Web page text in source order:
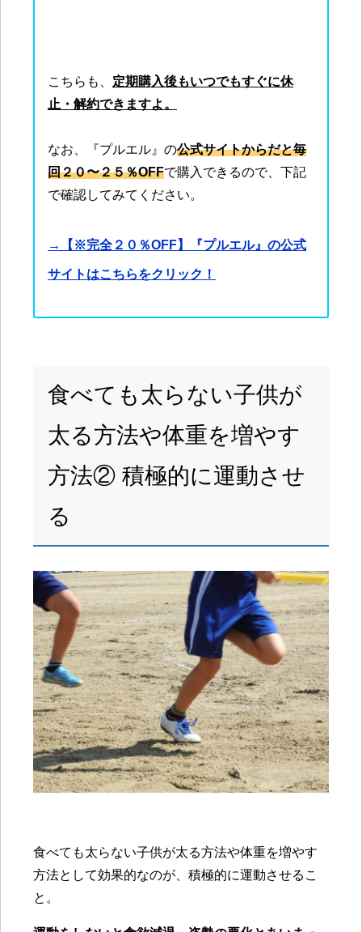
こちらも、 定期購入後もいつでもすぐに休
止・解約できますよ。
なお、『プルエル』の公式サイトからだと毎
回２０〜２５％OFFで購入できるので、下記
で確認してみてください。
→【※完全２０％OFF】『プルエル』の公式
サイトはこちらをクリック！
食べても太らない子供が
太る方法や体重を増やす
方法② 積極的に運動させ
る
食べても太らない子供が太る方法や体重を増やす
方法として効果的なのが、積極的に運動させるこ
と。